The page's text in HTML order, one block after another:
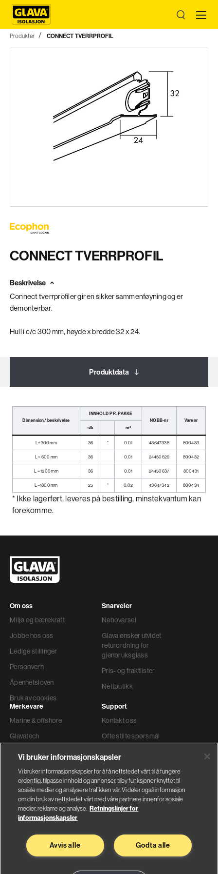
Produkter CONNECT TVERRPROFIL
CONNECT TVERRPROFIL
Beskrivelse
Connect tverrprofiler gir en sikker sammenføyning og er
demonterbar.
Hull i c/c 300 mm, høyde x bredde 32 x 24.
Produktdata
Relaterte produkter
Dimension/ beskrivelse
INNHOLD PR. PAKKE
NOBB-nr
Varenr
stk
m³
L=300 mm 36 * 0.01 43647338 800433
L = 600 mm 36 0.01 24450629 800432
L = 1200 mm 36 0.01 24450637 800431
L=1800 mm 25 * 0.02 43647342 800434
* Ikke lagerført, leveres på bestilling, minstekvantum kan
forekomme.
Om oss
Miljø og bærekraft
Jobbe hos oss
Ledige stillinger
Personvern
Åpenhetsloven
Bruk av cookies
Snarveier
Nabovarsel
Glava ønsker utvidet
returordning for
gjenbruksglass
Pris- og fraktlister
Nettbutikk
Merkevare
Marine & offshore
Glavatech
Weber
Support
Kontakt oss
Ofte stilte spørsmål
Ordre og levering
Faktura adresse
Glava AS
Nybråtveien 2
Saint-Gobain Byggevarer
Sandstuveien 68
Vi bruker informasjonskapsler
Vi bruker informasjonskapsler for å få nettstedet vårt til å fungere
ordentlig, tilpasse innhold og annonser, tilby funksjoner knyttet til
sosiale medier og analysere trafikken vår. Vi deler også informasjon
om din bruk av nettstedet vårt med våre partnere innenfor sosiale
medier, reklame og analyse. Retningslinjer for
informasjonskapsler
Godta alle
Avvis alle